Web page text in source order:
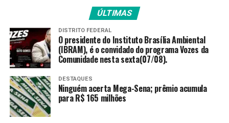
alcoólicas, roupas, artigos de beleza, brinquedos,
bijuterias e outros produtos. Após o sorteio, os
contemplados deverão efetuar o pagamento da taxa de
R$ 55,76 referente à utilização da faixa de domínio e
assistir às palestras ministradas pelo Corpo de
Bombeiros e a Vigilância Sanitária, que serão
disponibilizadas, de forma online, pela agência.
A montagem das barracas estará autorizada a partir do
ÚLTIMAS
DISTRITO FEDERAL
O presidente do Instituto Brasília Ambiental
(IBRAM), é o convidado do programa Vozes da
Comunidade nesta sexta(07/08).
DESTAQUES
Ninguém acerta Mega-Sena; prêmio acumula
para R$ 165 milhões